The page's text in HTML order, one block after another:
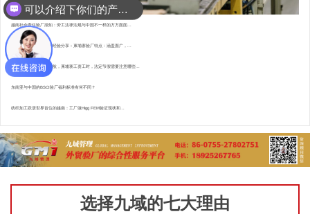
越南社会责任验厂须知：劳工法律法规与中国不一样的方方面面...
东南亚资深验厂顾问的经验分享：柬埔寨验厂特点 : 涵盖面广，...
直赴柬埔寨，为验厂护航，柬埔寨工资工时，法定节假需要注意哪些...
东南亚与中国的BSCI验厂福利标准有何不同？
纺织加工跃居世界首位的越南：工厂做Higg FEM验证现状和...
选择九域的七大理由
你们是怎么收费的呢？